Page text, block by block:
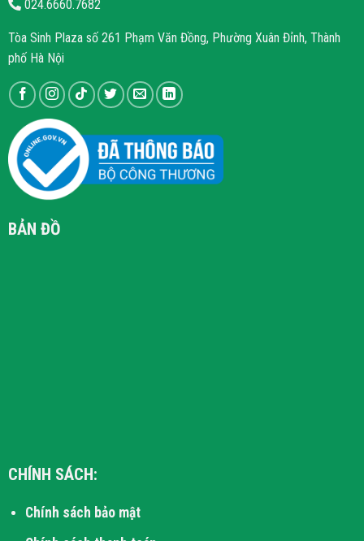
024.6660.7682
Tòa Sinh Plaza số 261 Phạm Văn Đồng, Phường Xuân Đỉnh, Thành
phố Hà Nội
BẢN ĐỒ
CHÍNH SÁCH:
Chính sách bảo mật